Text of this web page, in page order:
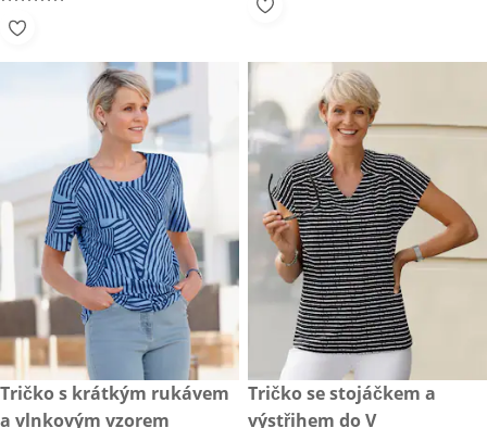
zlevněná cena: 179,- Kč, původní cena: 299,- Kč
- 40 %
Tričko s krátkým rukávem
a vlnkovým vzorem
zlevněná cena: 249,- Kč,
- 28 %
Tričko se stojáčkem a
výstřihem do V